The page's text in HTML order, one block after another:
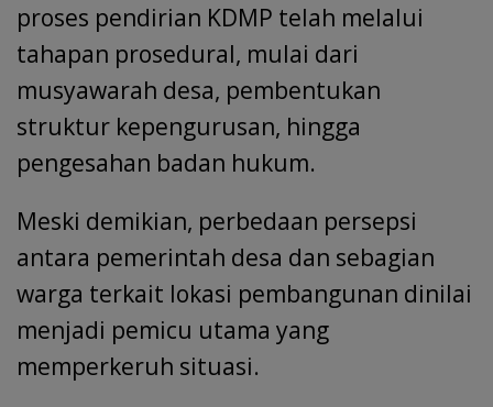
proses pendirian KDMP telah melalui
tahapan prosedural, mulai dari
musyawarah desa, pembentukan
struktur kepengurusan, hingga
pengesahan badan hukum.
Meski demikian, perbedaan persepsi
antara pemerintah desa dan sebagian
warga terkait lokasi pembangunan dinilai
menjadi pemicu utama yang
memperkeruh situasi.